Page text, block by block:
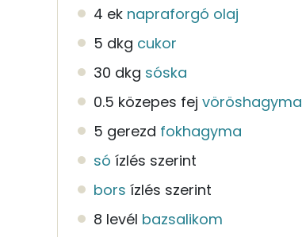
4 ek napraforgó olaj
5 dkg cukor
30 dkg sóska
0.5 közepes fej vöröshagyma
5 gerezd fokhagyma
só ízlés szerint
bors ízlés szerint
8 levél bazsalikom